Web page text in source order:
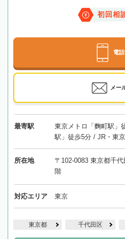
初回相
電
メー
最寄駅
東京メトロ「麴町駅」
駅」徒歩5分 / JR・東
所在地
〒102-0083 東京都千
階
対応エリア 東京
東京都 千代田区